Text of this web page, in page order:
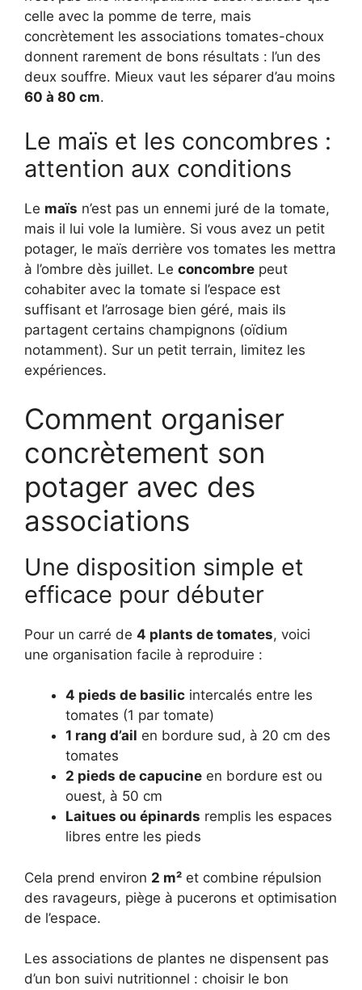
celle avec la pomme de terre, mais
concrètement les associations tomates-choux
donnent rarement de bons résultats : l’un des
deux souffre. Mieux vaut les séparer d’au moins
60 à 80 cm.
Le maïs et les concombres :
attention aux conditions
Le maïs n’est pas un ennemi juré de la tomate,
mais il lui vole la lumière. Si vous avez un petit
potager, le maïs derrière vos tomates les mettra
à l’ombre dès juillet. Le concombre peut
cohabiter avec la tomate si l’espace est
suffisant et l’arrosage bien géré, mais ils
partagent certains champignons (oïdium
notamment). Sur un petit terrain, limitez les
expériences.
Comment organiser
concrètement son
potager avec des
associations
Une disposition simple et
efficace pour débuter
Pour un carré de 4 plants de tomates, voici
une organisation facile à reproduire :
4 pieds de basilic intercalés entre les
tomates (1 par tomate)
1 rang d’ail en bordure sud, à 20 cm des
tomates
2 pieds de capucine en bordure est ou
ouest, à 50 cm
Laitues ou épinards remplis les espaces
libres entre les pieds
Cela prend environ 2 m² et combine répulsion
des ravageurs, piège à pucerons et optimisation
de l’espace.
Les associations de plantes ne dispensent pas
d’un bon suivi nutritionnel : choisir le bon